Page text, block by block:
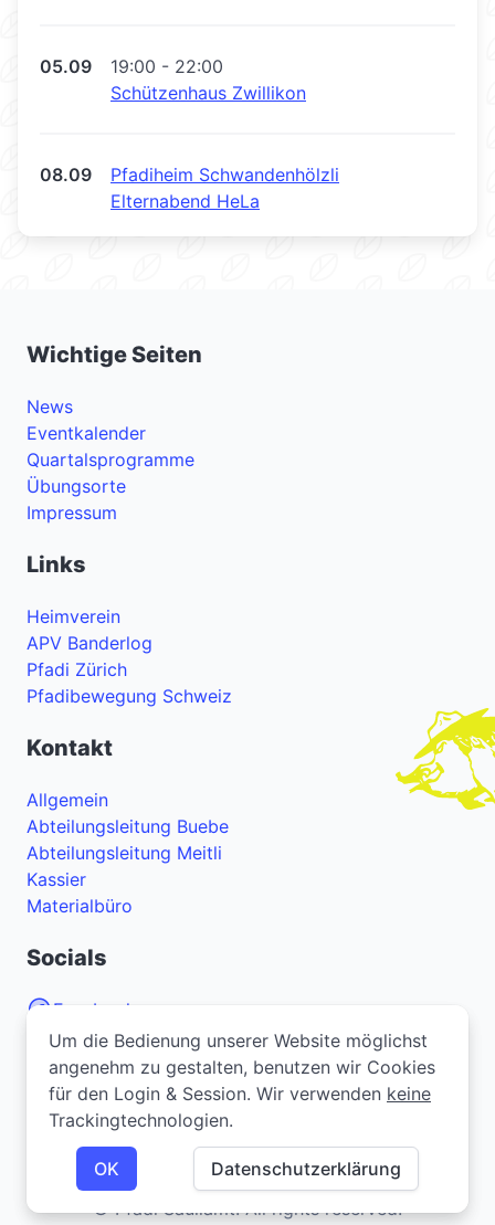
05.09
19:00 - 22:00
Schützenhaus Zwillikon
08.09
Pfadiheim Schwandenhölzli
Elternabend HeLa
Wichtige Seiten
News
Eventkalender
Quartalsprogramme
Übungsorte
Impressum
Links
Heimverein
APV Banderlog
Pfadi Zürich
Pfadibewegung Schweiz
Kontakt
Allgemein
Abteilungsleitung Buebe
Abteilungsleitung Meitli
Kassier
Materialbüro
Socials
Facebook
Instagram
YouTube
Bei Problemen oder Fragen zur Webseite? Melde
hier
© Pfadi Säuliamt. All rights reserved.
Um die Bedienung unserer Website möglichst
angenehm zu gestalten, benutzen wir Cookies
für den Login & Session. Wir verwenden keine
Trackingtechnologien.
OK Datenschutzerklärung
Um die Bedienung unserer Website möglichst
angenehm zu gestalten, benutzen wir Cookies
für den Login & Session. Wir verwenden keine
Trackingtechnologien.
OK Datenschutzerklärung